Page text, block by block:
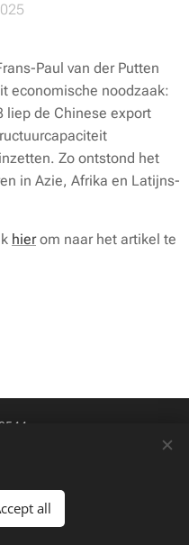
Paul van der Putten
economische noodzaak:
liep de Chinese export
Zo ontstond het
in Azie, Afrika en Latijns-
hierom naar het artikel te
English
all